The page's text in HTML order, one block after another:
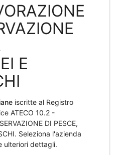
E
iscritte al Registro
ATECO10.2 -
DI PESCE,
. Seleziona l'azienda
ulteriori dettagli.